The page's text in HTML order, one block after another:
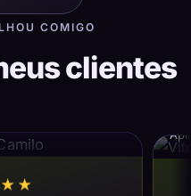
COMIGO
clientes